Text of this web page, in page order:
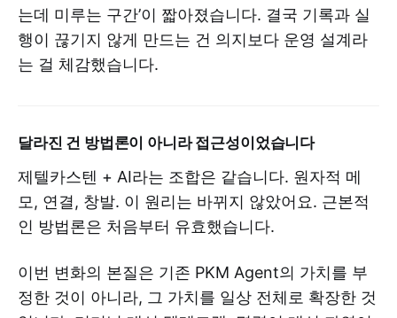
는데 미루는 구간’이 짧아졌습니다. 결국 기록과 실
행이 끊기지 않게 만드는 건 의지보다 운영 설계라
는 걸 체감했습니다.
달라진 건 방법론이 아니라 접근성이었습니다
제텔카스텐 + AI라는 조합은 같습니다. 원자적 메
모, 연결, 창발. 이 원리는 바뀌지 않았어요. 근본적
인 방법론은 처음부터 유효했습니다.
이번 변화의 본질은 기존 PKM Agent의 가치를 부
정한 것이 아니라, 그 가치를 일상 전체로 확장한 것